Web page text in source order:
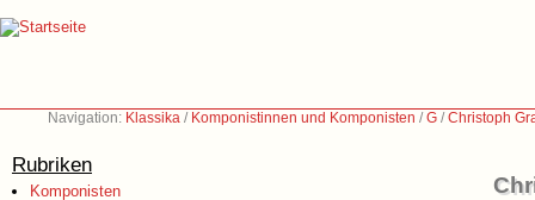
Navigation: Klassika / Komponistinnen und Komponisten /G /Christoph
Rubriken
Komponisten